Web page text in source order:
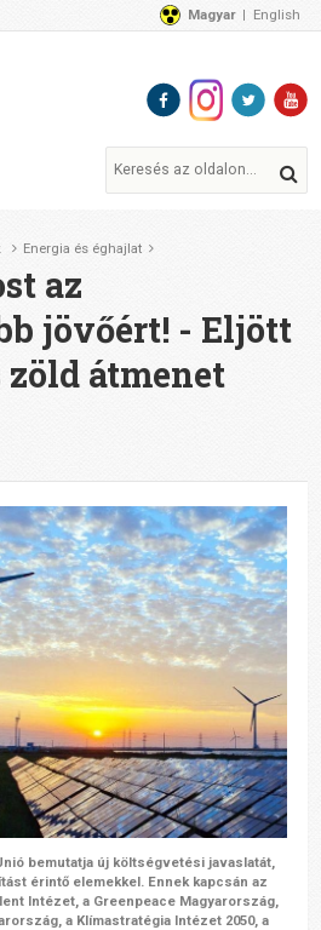
Magyar English
Energia és éghajlat
az
jövőért! - Eljött
zöld átmenet
bemutatja új költségvetési javaslatát,
érintő elemekkel. Ennek kapcsánaz
Intézet, a Greenpeace Magyarország,
a Klímastratégia Intézet 2050, a